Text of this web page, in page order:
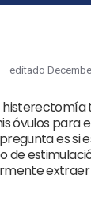
editado
óvulos para
es si
de
extraer